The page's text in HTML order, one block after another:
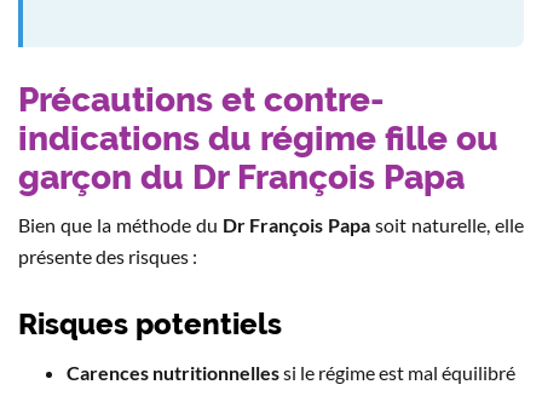
Précautions et contre-
indications du régime fille ou
garçon du Dr François Papa
Bien que la méthode du Dr François Papa soit naturelle, elle
présente des risques :
Risques potentiels
Carences nutritionnellessi le régime est mal équilibré